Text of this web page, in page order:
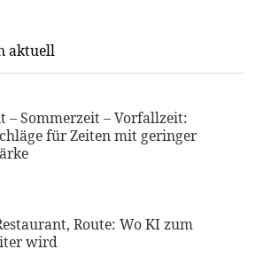
aktuell
– Sommerzeit – Vorfallzeit:
für Zeiten mit geringer
Route: Wo KI zum
wird